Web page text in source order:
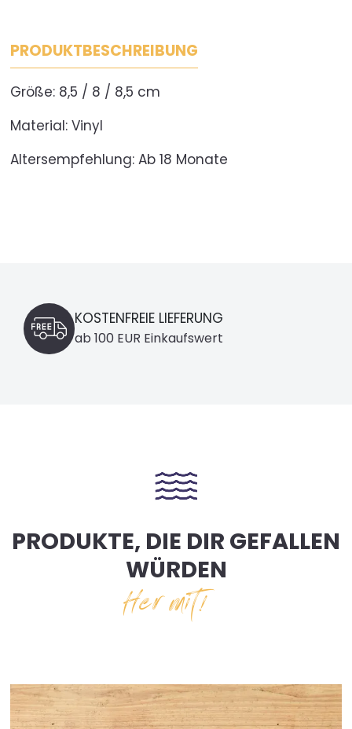
PRODUKTBESCHREIBUNG
Größe: 8,5 / 8 / 8,5 cm
Material: Vinyl
Altersempfehlung: Ab 18 Monate
KOSTENFREIE LIEFERUNG
ab 100 EUR Einkaufswert
PRODUKTE, DIE DIR GEFALLEN
WÜRDEN
Her mit!